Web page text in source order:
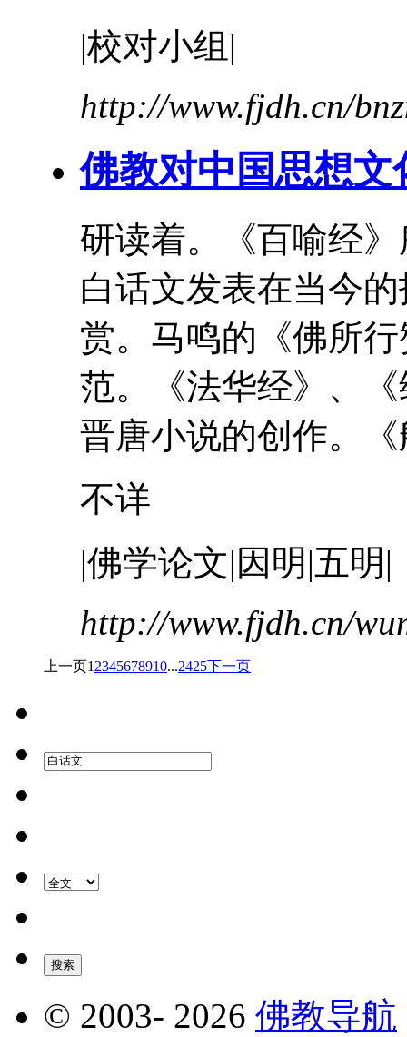
|校对小组|
http://www.fjdh.cn/
佛教对中国思想文
研读着。《百喻经
白话文发表在当今
赏。马鸣的《佛所
范。《法华经》、
晋唐小说的创作。
不详
|佛学论文|因明|五明|
http://www.fjdh.cn/
上一页1 2345678910...2425下一页
© 2003- 2026 佛教导航